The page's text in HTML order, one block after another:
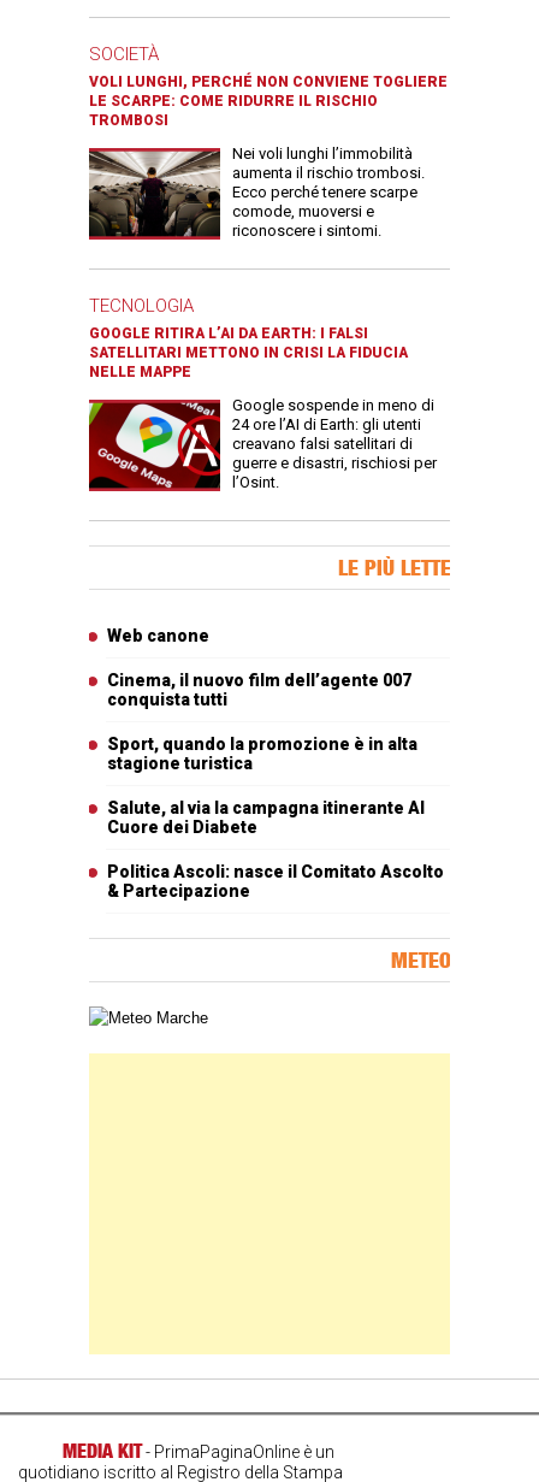
SOCIETÀ
VOLI LUNGHI, PERCHÉ NON CONVIENE TOGLIERE
LE SCARPE: COME RIDURRE IL RISCHIO
TROMBOSI
Nei voli lunghi l’immobilità
aumenta il rischio trombosi.
Ecco perché tenere scarpe
comode, muoversi e
riconoscere i sintomi.
TECNOLOGIA
GOOGLE RITIRA L’AI DA EARTH: I FALSI
SATELLITARI METTONO IN CRISI LA FIDUCIA
NELLE MAPPE
Google sospende in meno di
24 ore l’AI di Earth: gli utenti
creavano falsi satellitari di
guerre e disastri, rischiosi per
l’Osint.
LE PIÙ LETTE
Web canone
Cinema, il nuovo film dell’agente 007
conquista tutti
Sport, quando la promozione è in alta
stagione turistica
Salute, al via la campagna itinerante Al
Cuore dei Diabete
Politica Ascoli: nasce il Comitato Ascolto
& Partecipazione
METEO
Carta meteorologica delle Marche
MEDIA KIT- PrimaPaginaOnline è un
quotidiano iscritto al Registro della Stampa